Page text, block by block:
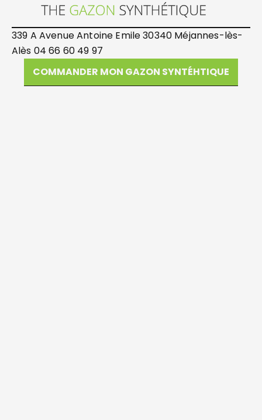
339 A Avenue Antoine Emile 30340 Méjannes-lès-
Alès 04 66 60 49 97
COMMANDER MON GAZON SYNTÉHTIQUE